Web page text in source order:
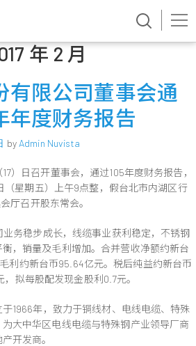
年 2 月
有限公司董事会通
年度财务报告
by Admin Nuvista
）日召开董事会，通过105年度财务报告，
（星期五）上午9点整，假台北市内湖区行
厅召开股东常会。
务稳步成长，线缆事业获利稳定，不锈钢
，销量及毛利增加。合并营收净额约新台
利约新台币95.64亿元。税后纯益约新台币
拟每股配发现金股利0.7元。
1966年，致力于铜线材、电线电缆、特殊
大中华区电线电缆与特殊钢产业领导厂商
开发商。